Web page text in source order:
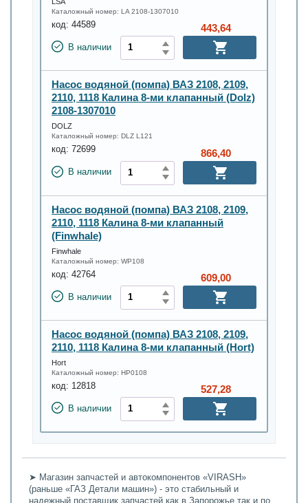
Каталожный номер: LA 2108-1307010
код: 44589
В наличии
443,64
Насос водяной (помпа) ВАЗ 2108, 2109,
2110, 1118 Калина 8-ми клапанный (Dolz)
2108-1307010
DOLZ
Каталожный номер: DLZ L121
код: 72699
В наличии
866,40
Насос водяной (помпа) ВАЗ 2108, 2109,
2110, 1118 Калина 8-ми клапанный
(Finwhale)
Finwhale
Каталожный номер: WP108
код: 42764
В наличии
609,00
Насос водяной (помпа) ВАЗ 2108, 2109,
2110, 1118 Калина 8-ми клапанный (Hort)
Hort
Каталожный номер: HP0108
код: 12818
В наличии
527,28
➤ Магазин запчастей и автокомпонентов «VIRASH»
(раньше «ГАЗ Детали машин») - это стабильный и
надежный поставщик запчастей как в Запорожье так и по